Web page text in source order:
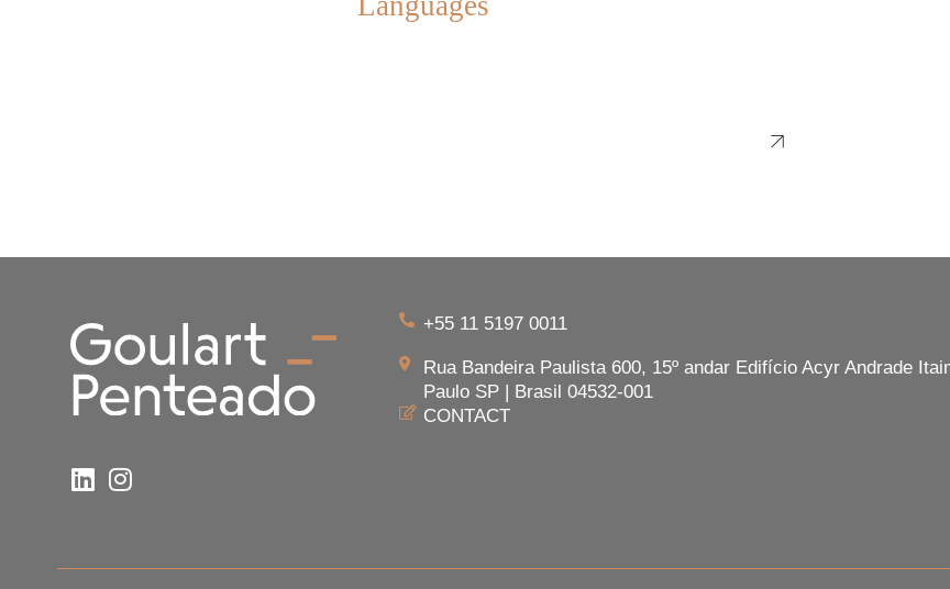
+55 11 5197 0011
Rua Bandeira Paulista 600, 15º andar Edifício Acyr Andrade
Paulo SP | Brasil 04532-001
CONTACT